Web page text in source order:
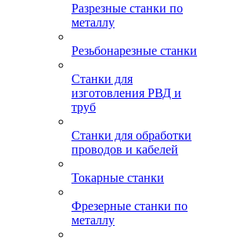
Разрезные станки по
металлу
Резьбонарезные станки
Станки для
изготовления РВД и
труб
Станки для обработки
проводов и кабелей
Токарные станки
Фрезерные станки по
металлу